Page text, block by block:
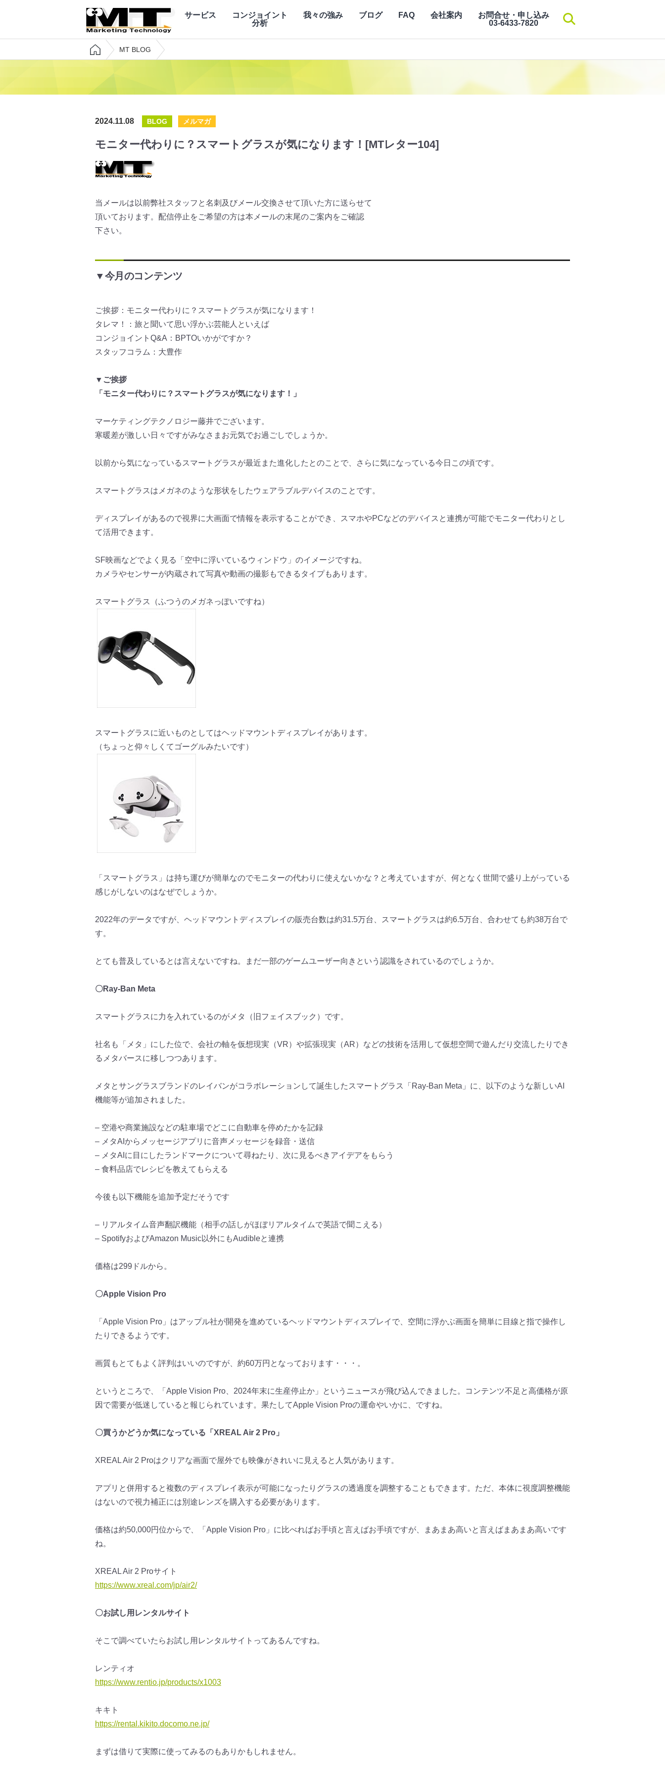
サービス
コンジョイント
分析
我々の強み ブログ FAQ 会社案内
お問合せ・申し込み
03-6433-7820検索
MT BLOG
2024.11.08 BLOG メルマガ
モニター代わりに？スマートグラスが気になります！[MTレター104]
当メールは以前弊社スタッフと名刺及びメール交換させて頂いた方に送らせて
頂いております。配信停止をご希望の方は本メールの末尾のご案内をご確認
下さい。
▼今月のコンテンツ
ご挨拶：モニター代わりに？スマートグラスが気になります！
タレマ！：旅と聞いて思い浮かぶ芸能人といえば
コンジョイントQ&A：BPTOいかがですか？
スタッフコラム：大豊作
▼ご挨拶
「モニター代わりに？スマートグラスが気になります！」
マーケティングテクノロジー藤井でございます。
寒暖差が激しい日々ですがみなさまお元気でお過ごしでしょうか。
以前から気になっているスマートグラスが最近また進化したとのこ とで、さらに気になっている今日この頃です。
スマートグラスはメガネのような形状をしたウェアラブルデバイスのことです。
ディスプレイがあるので視界に大画面で情報を表示することができ
スマホやPCなどのデバイスと連携が可能でモニター代わりとし
て活用できます。
SF映画などでよく見る「空中に浮いているウィンドウ」 のイメージですね。
カメラやセンサーが内蔵されて写真や動画の撮影もできるタイプもあります。
スマートグラス（ふつうのメガネっぽいですね）
スマートグラスに近いものとしてはヘッドマウントディスプレイがあります。
（ちょっと仰々しくてゴーグルみたいです）
「スマートグラス」 は持ち運びが簡単なのでモニターの代わりに使えないかな？ と考えていますが、 何となく世間で盛り上がっている
感じがしないのはなぜでしょうか。
2022年のデータですが、 ヘッドマウントディスプレイの販売台数は約31.5万台、
スマートグラスは約6.5万台、合わせても約38万台で
す。
とても普及しているとは言えないですね。 まだ一部のゲームユーザー向きという認識をされているのでしょう か。
〇Ray-Ban Meta
スマートグラスに力を入れているのがメタ（旧フェイスブック） です。
社名も「メタ」にした位で、会社の軸を仮想現実（VR） や拡張現実（AR） などの技術を活用して仮想空間で遊んだり交流したりでき
るメタバースに移しつつあります。
メタとサングラスブランドのレイバンがコラボレーションして誕生 したスマートグラス「Ray-Ban Meta」に、以下のような新しいAI
機能等が追加されました。
– 空港や商業施設などの駐車場でどこに自動車を停めたかを記録
– メタAIからメッセージアプリに音声メッセージを録音・送信
– メタAIに目にしたランドマークについて尋ねたり、 次に見るべきアイデアをもらう
– 食料品店でレシピを教えてもらえる
今後も以下機能を追加予定だそうです
– リアルタイム音声翻訳機能（相手の話しがほぼリアルタイムで英語で聞こえる）
– SpotifyおよびAmazon Music以外にもAudibleと連携
価格は299ドルから。
〇Apple Vision Pro
「Apple Vision Pro」 はアップル社が開発を進めているヘッドマウントディスプレイで、 空間に浮かぶ画面を簡単に目線と指で操作し
たりできるようです。
画質もとてもよく評判はいいのですが、 約60万円となっております・・・。
というところで、「Apple Vision Pro、2024年末に生産停止か」 というニュースが飛び込んできました。
コンテンツ不足と高価格が原
因で需要が低迷していると報じられています。果たしてApple Vision Proの運命やいかに、ですね。
〇買うかどうか気になっている「XREAL Air 2 Pro」
XREAL Air 2 Proはクリアな画面で屋外でも映像がきれいに見えると人気があ ります。
アプリと併用すると複数のディスプレイ表示が可能になったりグラ スの透過度を調整することもできます。ただ、 本体に視度調整機能
はないので視力補正には別途レンズを購入する必要があります。
価格は約50,000円位からで、「Apple Vision Pro」に比べればお手頃と言えばお手頃ですが、
まあまあ高いと言えばまあまあ高いです
ね。
XREAL Air 2 Proサイト
https://www.xreal.com/jp/air2/
〇お試し用レンタルサイト
そこで調べていたらお試し用レンタルサイトってあるんですね。
レンティオ
https://www.rentio.jp/products/x1003
キキト
https://rental.kikito.docomo.ne.jp/
まずは借りて実際に使ってみるのもありかもしれません。